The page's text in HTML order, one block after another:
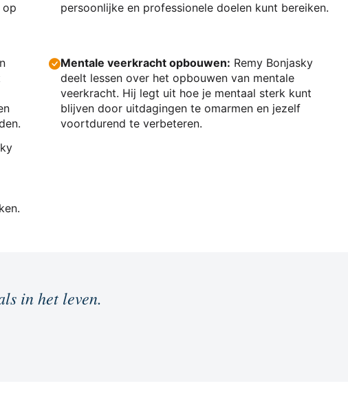
op
persoonlijke en professionele doelen kunt bereiken.
Mentale veerkracht opbouwen: Remy Bonjasky
deelt lessen over het opbouwen van mentale
veerkracht. Hij legt uit hoe je mentaal sterk kunt
blijven door uitdagingen te omarmen en jezelf
voortdurend te verbeteren.
in het leven.